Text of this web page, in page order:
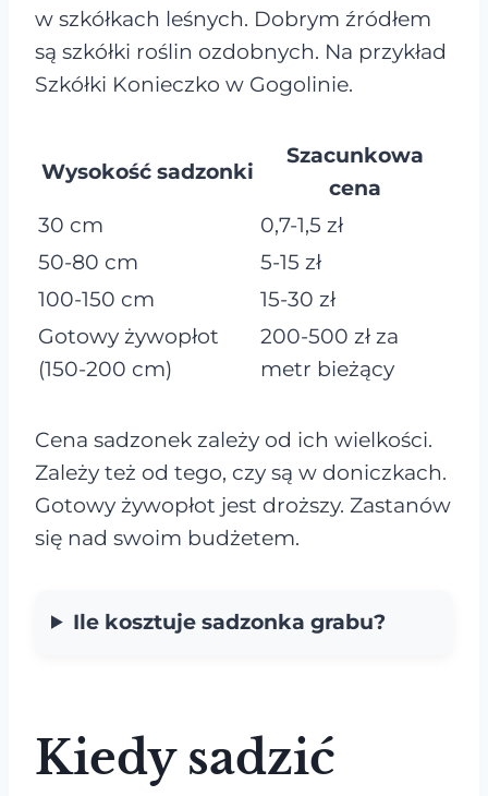
w szkółkach leśnych. Dobrym źródłem
są szkółki roślin ozdobnych. Na przykład
Szkółki Konieczko w Gogolinie.
Wysokość sadzonki
Szacunkowa
cena
30 cm
0,7-1,5 zł
50-80 cm
5-15 zł
100-150 cm
15-30 zł
Gotowy żywopłot
(150-200 cm)
200-500 zł za
metr bieżący
Cena sadzonek zależy od ich wielkości.
Zależy też od tego, czy są w doniczkach.
Gotowy żywopłot jest droższy. Zastanów
się nad swoim budżetem.
Ile kosztuje sadzonka grabu?
Kiedy sadzić